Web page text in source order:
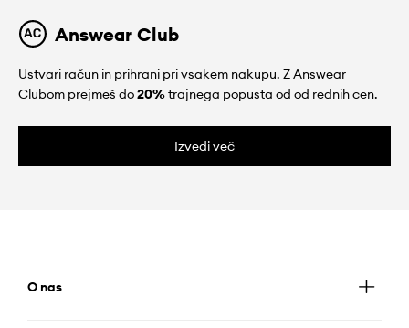
Answear Club
Ustvari račun in prihrani pri vsakem nakupu. Z Answear
Clubom prejmeš do20%trajnega popusta od od rednih cen.
Izvedi več
O nas